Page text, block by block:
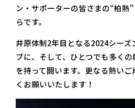
ン・サポーターの皆さまの“柏熱
らです。
井原体制2年目となる2024シーズ
ブに、そして、ひとつでも多く
を持って闘います。更なる熱い
くお願いいたします！